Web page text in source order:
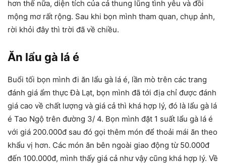
hơn thế nữa, diện tích của cả thung lũng tình yêu và đồi
mộng mơ rất rộng. Sau khi bọn mình tham quan, chụp ảnh,
rời khỏi đây thì trời đã về chiều.
Ăn lẩu gà lá é
Buổi tối bọn mình đi ăn lẩu gà lá é, lần mò trên các trang
đánh giá ẩm thực Đà Lạt, bọn mình đã tới địa chỉ được đánh
giá cao về chất lượng và giá cả thì khá hợp lý, đó là lẩu gà lá
é Tao Ngộ trên đường 3/ 4. Bọn mình đặt 1 suất lẩu gà lá é
với giá 200.000đ sau đó gọi thêm món để thoải mái ăn theo
khẩu vị hơn. Các món ăn bên ngoài giao động từ 50.000đ
đến 100.000đ, mình thấy giá cả như vậy cũng khá hợp lý. Về